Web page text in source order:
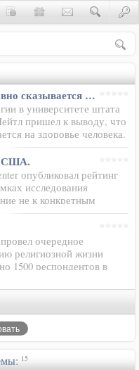
Ученые: Отход от религии негативно сказывается на здоровье человека
в университете штата
пришел к выводу, что
на здоровье человека.
люди, которые
США.
опубликовал рейтинг
исследования
не к конкретным
Как оказалось, жители
очередное
религиозной жизни
1500 респондентов в
15